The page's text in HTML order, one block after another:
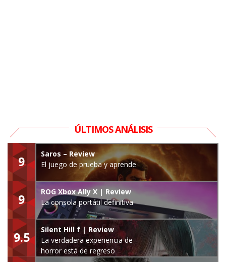
ÚLTIMOS ANÁLISIS
9
Saros – Review
El juego de prueba y aprende
9
ROG Xbox Ally X | Review
La consola portátil definitiva
9.5
Silent Hill f | Review
La verdadera experiencia de
horror está de regreso